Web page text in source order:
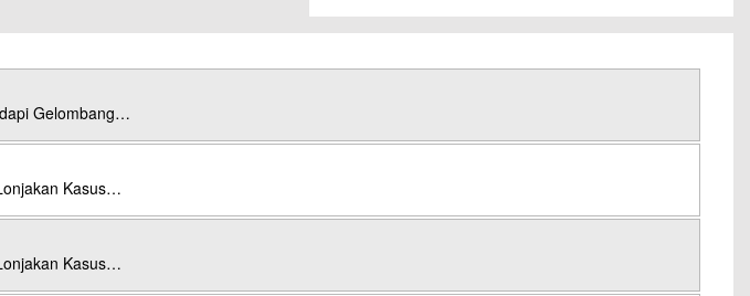
Gelombang…
Kasus…
Kasus…